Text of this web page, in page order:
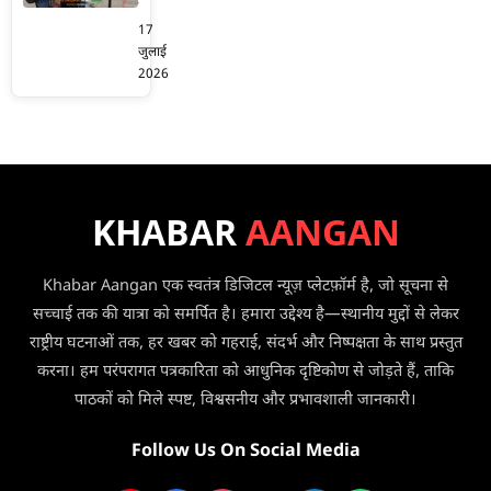
वैन
को
टक्कर,
समेत
की
मौत
एयर
ने
दिल्ली
में
भारी
कटौती,
सप्ताह
में
सिर्फ
3
दिन
मिलेगी
17
जुलाई
2026
KHABARAANGAN
Khabar Aangan एक स्वतंत्र डिजिटल न्यूज़ प्लेटफ़ॉर्म है, जो सूचना से
सच्चाई तक की यात्रा को समर्पित है। हमारा उद्देश्य है—स्थानीय मुद्दों से लेकर
राष्ट्रीय घटनाओं तक, हर खबर को गहराई, संदर्भ और निष्पक्षता के साथ प्रस्तुत
करना। हम परंपरागत पत्रकारिता को आधुनिक दृष्टिकोण से जोड़ते हैं, ताकि
पाठकों को मिले स्पष्ट, विश्वसनीय और प्रभावशाली जानकारी।
Follow Us On Social Media